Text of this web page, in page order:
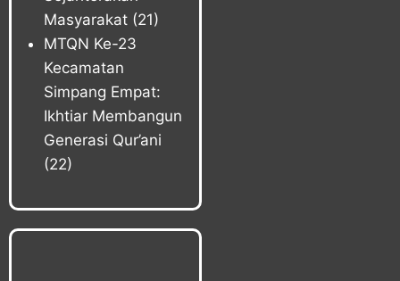
Masyarakat (21)
MTQN Ke-23
Kecamatan
Simpang Empat:
Ikhtiar Membangun
Generasi Qur’ani
(22)